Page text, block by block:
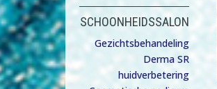
SCHOONHEIDSSALON
Gezichtsbehandeling
Derma SR
huidverbetering